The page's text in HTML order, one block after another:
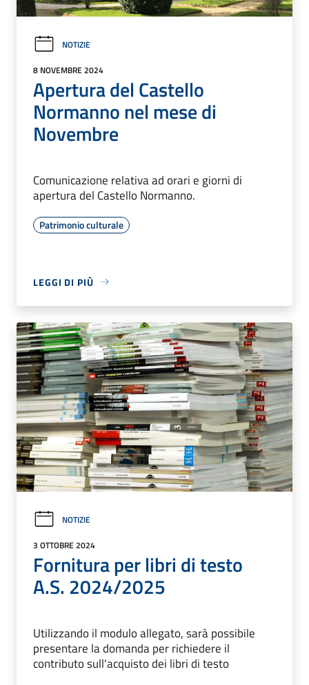
NOTIZIE
8 NOVEMBRE 2024
Apertura del Castello
Normanno nel mese di
Novembre
Comunicazione relativa ad orari e giorni di
apertura del Castello Normanno.
Patrimonio culturale
LEGGI DI PIÙ
NOTIZIE
3 OTTOBRE 2024
Fornitura per libri di testo
A.S. 2024/2025
Utilizzando il modulo allegato, sarà possibile
presentare la domanda per richiedere il
contributo sull'acquisto dei libri di testo